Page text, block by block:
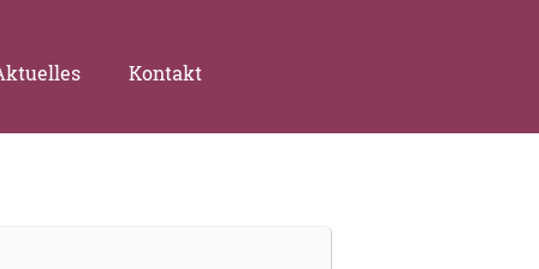
Kontakt